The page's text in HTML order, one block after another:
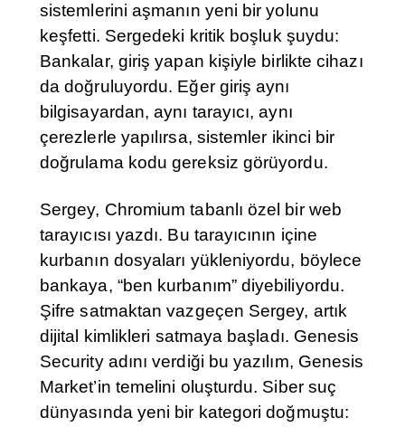
sistemlerini aşmanın yeni bir yolunu
keşfetti. Sergedeki kritik boşluk şuydu:
Bankalar, giriş yapan kişiyle birlikte cihazı
da doğruluyordu. Eğer giriş aynı
bilgisayardan, aynı tarayıcı, aynı
çerezlerle yapılırsa, sistemler ikinci bir
doğrulama kodu gereksiz görüyordu.
Sergey, Chromium tabanlı özel bir web
tarayıcısı yazdı. Bu tarayıcının içine
kurbanın dosyaları yükleniyordu, böylece
bankaya, “ben kurbanım” diyebiliyordu.
Şifre satmaktan vazgeçen Sergey, artık
dijital kimlikleri satmaya başladı. Genesis
Security adını verdiği bu yazılım, Genesis
Market’in temelini oluşturdu. Siber suç
dünyasında yeni bir kategori doğmuştu: